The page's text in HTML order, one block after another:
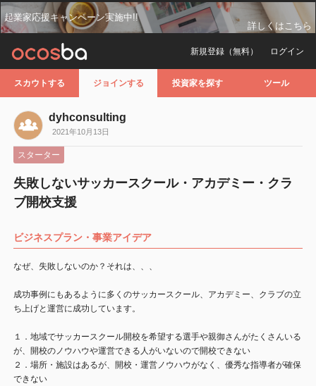
起業家応援キャンペーン実施中!!
詳しくはこちら
ログイン
新規登録（無料）
スカウトする ジョインする 投資家を探す ツール
dyhconsulting
2021年10月13日
スターター
失敗しないサッカースクール・アカデミー・クラ
ブ開校支援
ビジネスプラン・事業アイデア
なぜ、失敗しないのか？それは、、、
成功事例にもあるように多くのサッカースクール、アカデミー、クラブの立
ち上げと運営に成功しています。
１．地域でサッカースクール開校を希望する選手や親御さんがたくさんいる
が、開校のノウハウや運営できる人がいないので開校できない
２．場所・施設はあるが、開校・運営ノウハウがなく、優秀な指導者が確保
できない